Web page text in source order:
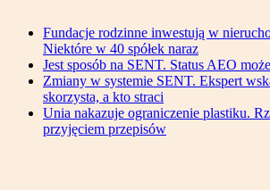
Fundacje rodzinne inwestują w
Niektóre w 40 spółek naraz
Jest sposób na SENT. Status AEO
Zmiany w systemie SENT. Ekspert
skorzysta, a kto straci
Unia nakazuje ograniczenie plastiku.
przyjęciem przepisów